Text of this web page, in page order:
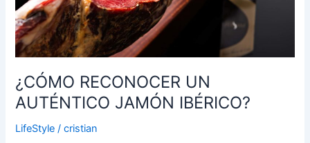
¿CÓMO RECONOCER UN
AUTÉNTICO JAMÓN IBÉRICO?
LifeStyle /cristian